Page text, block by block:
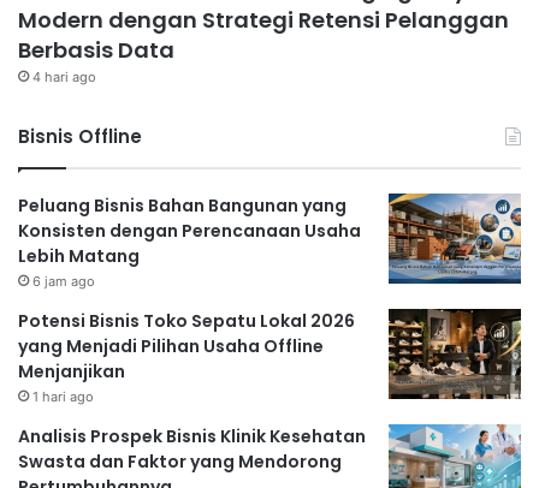
Modern dengan Strategi Retensi Pelanggan
Berbasis Data
4 hari ago
Bisnis Offline
Peluang Bisnis Bahan Bangunan yang
Konsisten dengan Perencanaan Usaha
Lebih Matang
6 jam ago
Potensi Bisnis Toko Sepatu Lokal 2026
yang Menjadi Pilihan Usaha Offline
Menjanjikan
1 hari ago
Analisis Prospek Bisnis Klinik Kesehatan
Swasta dan Faktor yang Mendorong